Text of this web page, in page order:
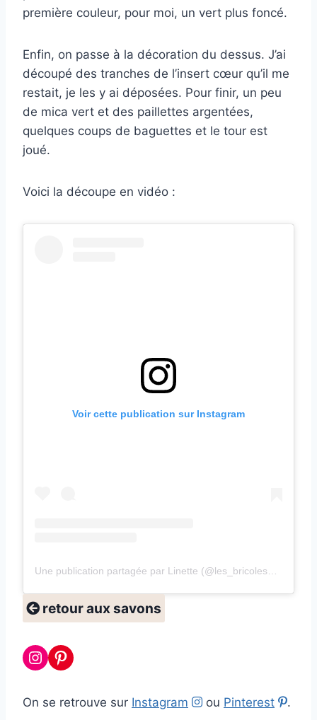
première couleur, pour moi, un vert plus foncé.
Enfin, on passe à la décoration du dessus. J’ai
découpé des tranches de l’insert cœur qu’il me
restait, je les y ai déposées. Pour finir, un peu
de mica vert et des paillettes argentées,
quelques coups de baguettes et le tour est
joué.
Voici la découpe en vidéo :
Voir cette publication sur Instagram
retour aux savons
Instagram Pinterest
On se retrouve sur Instagram ou Pinterest .